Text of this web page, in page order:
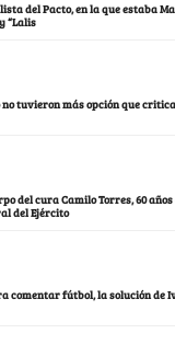
del Pacto, en la que estaba
“Lalis
no tuvieron más opción que
del cura Camilo Torres, 60
del Ejército
comentar fútbol, la solución de